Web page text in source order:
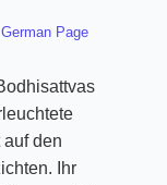
German Page
den
Ihr